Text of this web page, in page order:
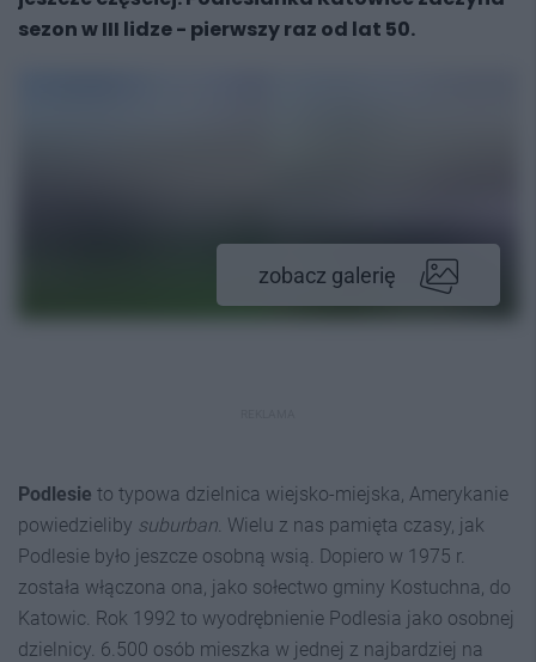
sezon w III lidze - pierwszy raz od lat 50.
zobacz galerię
Podlesie to typowa dzielnica wiejsko-miejska, Amerykanie
powiedzieliby suburban. Wielu z nas pamięta czasy, jak
Podlesie było jeszcze osobną wsią. Dopiero w 1975 r.
została włączona ona, jako sołectwo gminy Kostuchna, do
Katowic. Rok 1992 to wyodrębnienie Podlesia jako osobnej
dzielnicy. 6.500 osób mieszka w jednej z najbardziej na